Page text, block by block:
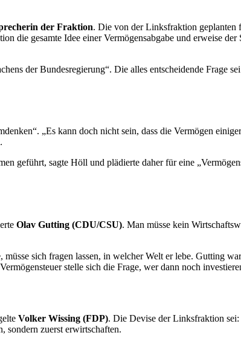
der Fraktion. Die von der Linksfraktion geplanten
die gesamte Idee einer Vermögensabgabe und erweise der
der Bundesregierung“. Die alles entscheidende Frage
„Es kann doch nicht sein, dass die Vermögen
geführt, sagte Höll und plädierte daher für eine
Olav Gutting (CDU/CSU). Man müsse kein
sich fragen lassen, in welcher Welt er lebe. Gutting
stelle sich die Frage, wer dann noch
Volker Wissing (FDP). Die Devise der Linksfraktion
sondern zuerst erwirtschaften.